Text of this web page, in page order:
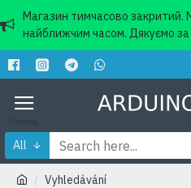
Магазин тимчасово закритий.
найближчим часом. Дякуємо за
All
Vyhledávání